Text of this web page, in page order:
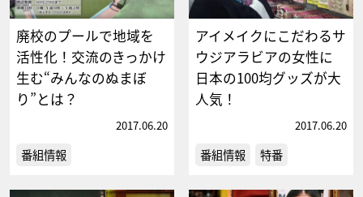
廃校のプールで地域を
活性化！交流のきっかけ
生む“みんなのぬまぼ
り”とは？
2017.06.20
番組情報
アイメイクにこだわるサ
ウジアラビアの女性に
日本の100均グッズが大
人気！
2017.06.20
番組情報 特番